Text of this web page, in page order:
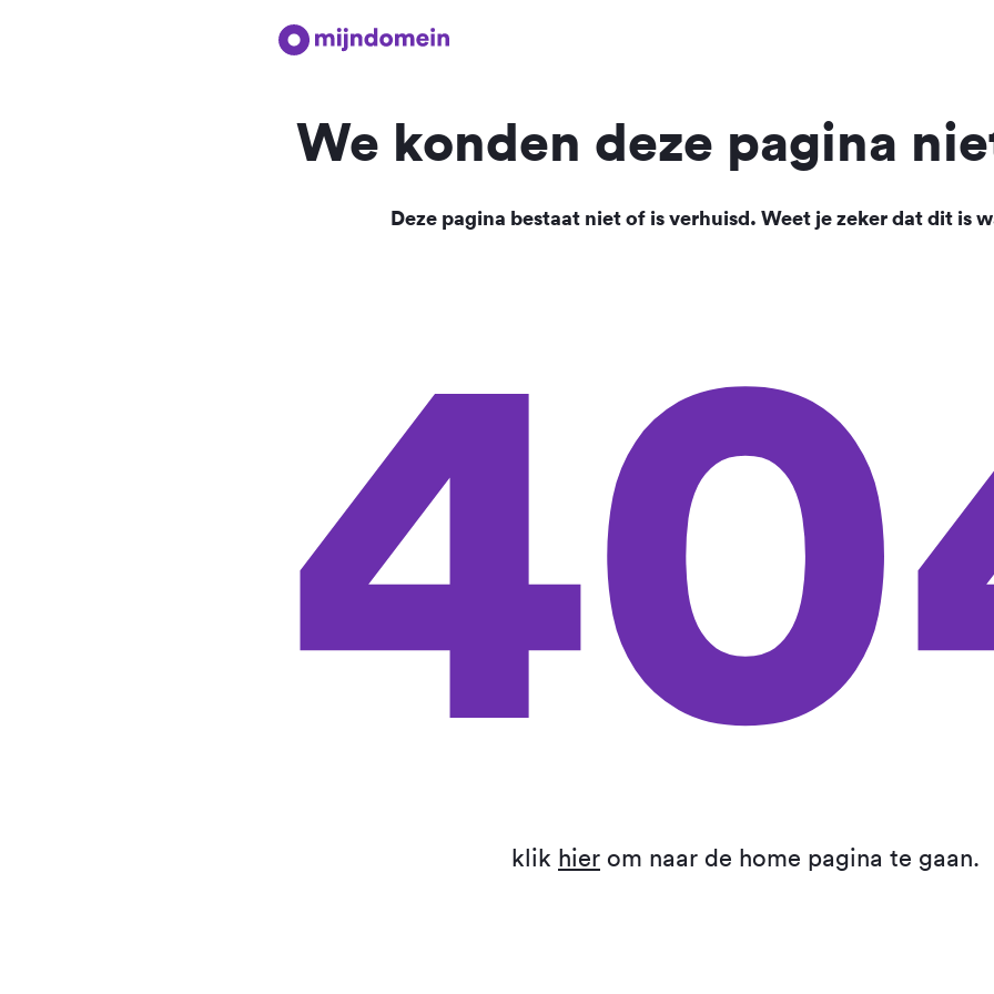
We konden deze pagina
Deze pagina bestaat niet of is verhuisd. Weet je zeker dat dit is
klik hier om naar de home pagina te gaan.